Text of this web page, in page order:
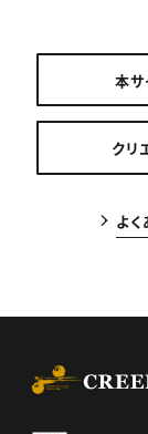
本
クリ
よ